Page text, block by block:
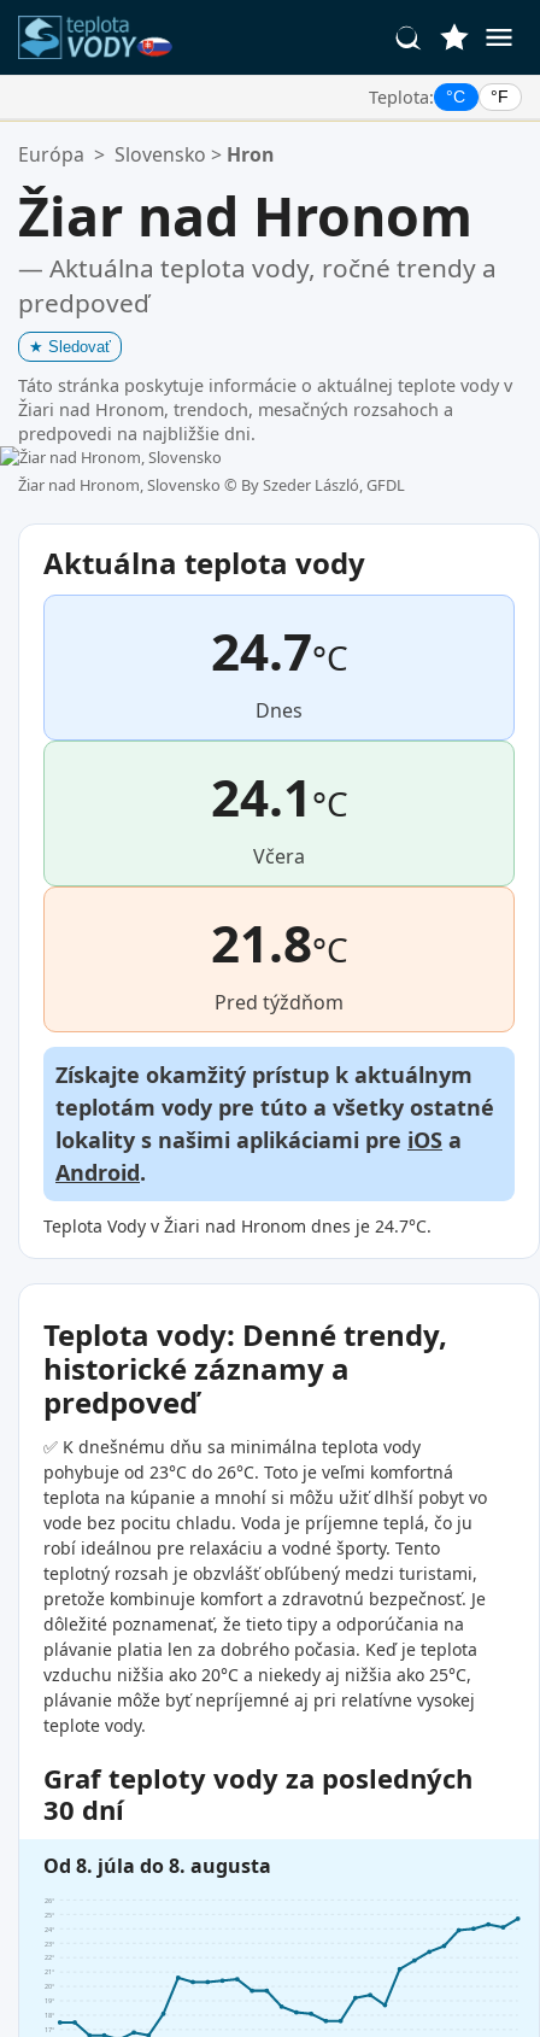
Teplota: °C °F
Vaše Obľúbené Lokality:
Európa > Slovensko > Hron
Žiar nad Hronom
— Aktuálna teplota vody, ročné trendy a
predpoveď
★ Sledovať
Táto stránka poskytuje informácie o aktuálnej teplote vody v
Žiari nad Hronom, trendoch, mesačných rozsahoch a
predpovedi na najbližšie dni.
Žiar nad Hronom, Slovensko © By Szeder László, GFDL
Aktuálna teplota vody
24.7°C
Dnes
24.1°C
Včera
21.8°C
Pred týždňom
Získajte okamžitý prístup k aktuálnym
teplotám vody pre túto a všetky ostatné
lokality s našimi aplikáciami pre iOS a
Android.
Teplota Vody v Žiari nad Hronom dnes je 24.7°C.
Teplota vody: Denné trendy,
historické záznamy a
predpoveď
✅ K dnešnému dňu sa minimálna teplota vody
pohybuje od 23°C do 26°C. Toto je veľmi komfortná
teplota na kúpanie a mnohí si môžu užiť dlhší pobyt vo
vode bez pocitu chladu. Voda je príjemne teplá, čo ju
robí ideálnou pre relaxáciu a vodné športy. Tento
teplotný rozsah je obzvlášť obľúbený medzi turistami,
pretože kombinuje komfort a zdravotnú bezpečnosť. Je
dôležité poznamenať, že tieto tipy a odporúčania na
plávanie platia len za dobrého počasia. Keď je teplota
vzduchu nižšia ako 20°C a niekedy aj nižšia ako 25°C,
plávanie môže byť nepríjemné aj pri relatívne vysokej
teplote vody.
Graf teploty vody za posledných
30 dní
Od 8. júla do 8. augusta
17°
18°
19°
20°
21°
22°
23°
24°
25°
26°